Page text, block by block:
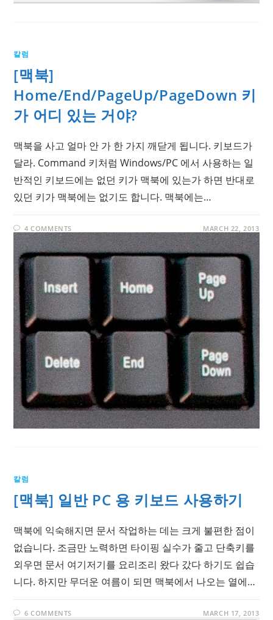
칼럼
[맥북]
Home/End/PageUp/PageDown 키
가 어디 있는 거야?
맥북을 사고 얼마 안 가 한 가지 깨닫게 됩니다. 키보드가
달라. Command 키처럼 Windows/PC 에서 사용하는 일
반적인 키보드에는 없던 키가 맥북에 있는가 하면 반대로
있던 키가 맥북에는 없기도 합니다. 맥북에는…
4 COMMENTS MARCH 22, 2013
칼럼
[맥북] 일반 PC 용 키보드 사용하기
맥북에 익숙해지면 문서 작업하는 데는 크게 불편한 점이
없습니다. 조금만 노력하면 타이핑 실수가 줄고 단축키를
외우면 문서 여기저기를 요리조리 왔다 갔다 하기도 쉽습
니다. 하지만 무더운 여름이 되면 맥북에서 나오는 열에…
6 COMMENTS MARCH 17, 2013